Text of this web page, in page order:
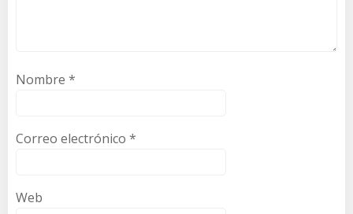
Nombre *
Correo electrónico *
Web